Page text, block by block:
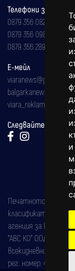
Телефони за
0879 356 082
0879 356 098
0879 356 289
Е-мейл
viaranews@gmail.com
viara_reklama@mail.bg
Следвайте ни:
Печатното издание
класификатор на
агенция за ISSN) под
"АВС КО" ООД е
всекидневник на
рег. номер: 47857/